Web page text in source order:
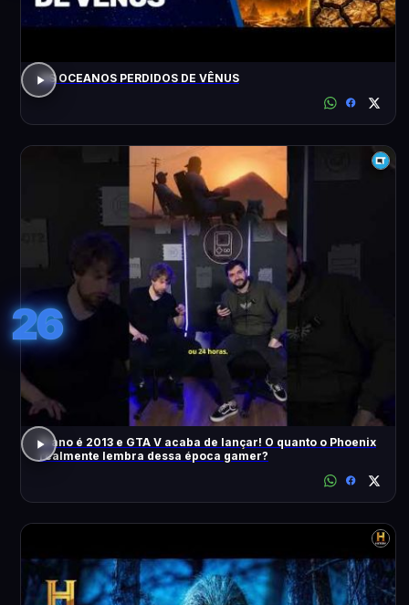
OS OCEANOS PERDIDOS DE VÊNUS
26
O ano é 2013 e GTA V acaba de lançar! O quanto o Phoenix
realmente lembra dessa época gamer?